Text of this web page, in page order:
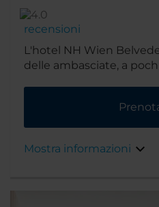
recensioni
L'hotel NH Wien
delle ambasciate, a
del tram a soli 5 minuti a
ospitato all'interno
Mostra informazioni